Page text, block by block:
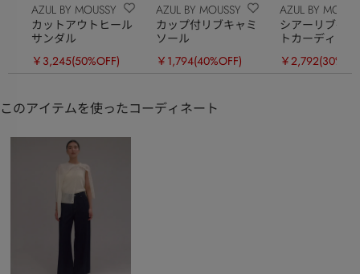
AZUL BY MOUSSY
カットアウトヒール
サンダル
￥3,245(50%OFF)
AZUL BY MOUSSY
カップ付リブキャミ
ソール
￥1,794(40%OFF)
AZUL BY
シアーリブ長
トカーディガン
￥2,792
このアイテムを使ったコーディネート